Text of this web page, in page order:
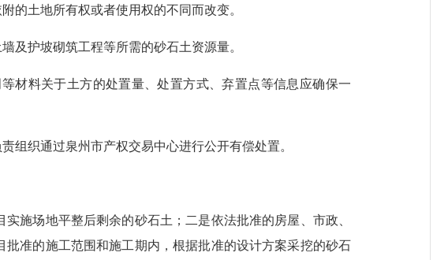
土地所有权或者使用权的不同而改变。
护坡砌筑工程等所需的砂石土资源量。
料关于土方的处置量、处置方式、弃置点等信息应确保一
织通过泉州市产权交易中心进行公开有偿处置。
场地平整后剩余的砂石土；二是依法批准的房屋、市政、
准的施工范围和施工期内，根据批准的设计方案采挖的砂石